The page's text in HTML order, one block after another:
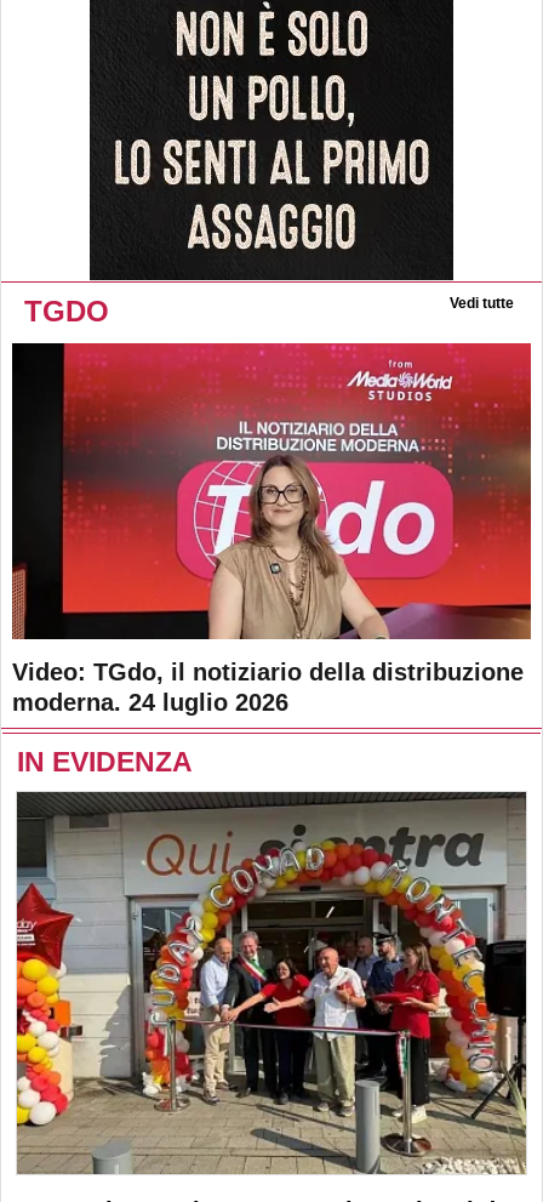
TGDO Vedi tutte
Video: TGdo, il notiziario della distribuzione
moderna. 24 luglio 2026
IN EVIDENZA